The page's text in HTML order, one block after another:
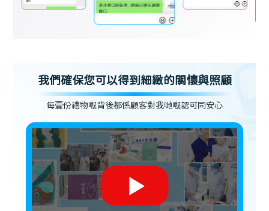
我們確保您可以得到細緻的關懷與照顧
每壹份禮物嘅背後都係顧客對我哋嘅認可同安心